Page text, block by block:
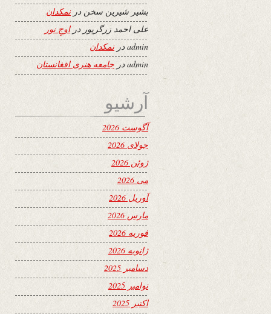
بشیر شیرین سخن درنمکدان
علی احمد زرگرپور دراوجِ نور
adminدرنمکدان
admin در جامعه هنری افغانستان
آرشیو
آگوست 2026
جولای 2026
ژوئن 2026
می 2026
آوریل 2026
مارس 2026
فوریه 2026
ژانویه 2026
دسامبر 2025
نوامبر 2025
اکتبر 2025